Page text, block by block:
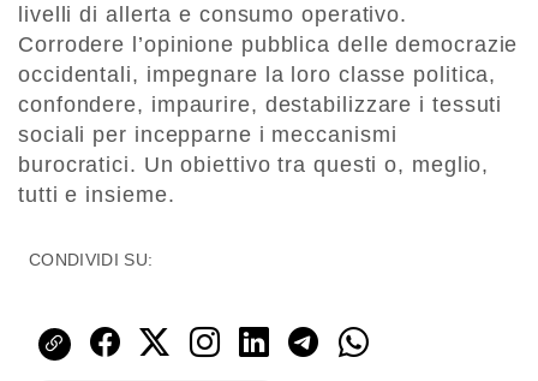
livelli di allerta e consumo operativo.
Corrodere l’opinione pubblica delle democrazie
occidentali, impegnare la loro classe politica,
confondere, impaurire, destabilizzare i tessuti
sociali per incepparne i meccanismi
burocratici. Un obiettivo tra questi o, meglio,
tutti e insieme.
CONDIVIDI SU: